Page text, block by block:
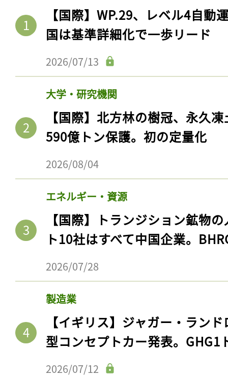
【国際】WP.29、レベル4自動
国は基準詳細化で一歩リード
2026/07/13
大学・研究機関
【国際】北方林の樹冠、永久
590億トン保護。初の定量化
2026/08/04
エネルギー・資源
【国際】トランジション鉱物
ト10社はすべて中国企業。
2026/07/28
製造業
【イギリス】ジャガー・ラン
型コンセプトカー発表。GHG1
2026/07/12